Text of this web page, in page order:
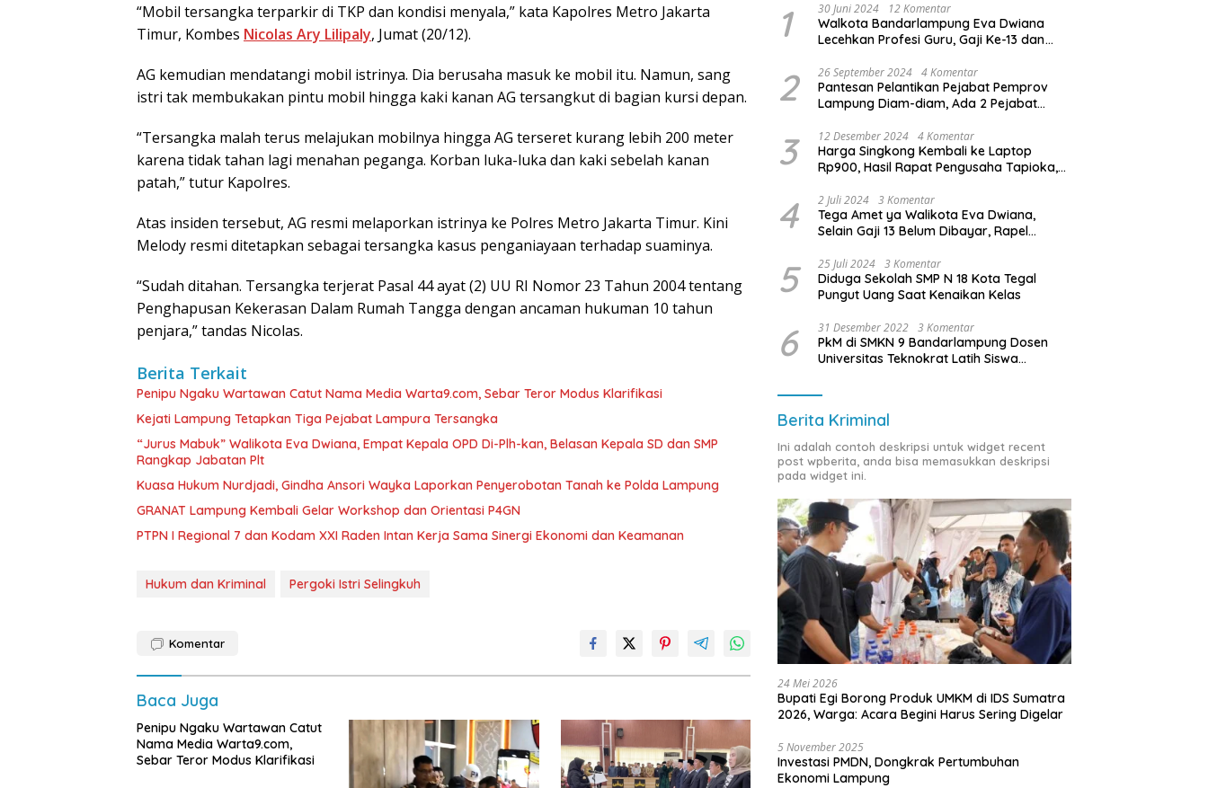
“Mobil tersangka terparkir di TKP dan kondisi menyala,” kata Kapolres Metro Jakarta
Timur, Kombes Nicolas Ary Lilipaly, Jumat (20/12).
AG kemudian mendatangi mobil istrinya. Dia berusaha masuk ke mobil itu. Namun, sang
istri tak membukakan pintu mobil hingga kaki kanan AG tersangkut di bagian kursi depan.
“Tersangka malah terus melajukan mobilnya hingga AG terseret kurang lebih 200 meter
karena tidak tahan lagi menahan peganga. Korban luka-luka dan kaki sebelah kanan
patah,” tutur Kapolres.
Atas insiden tersebut, AG resmi melaporkan istrinya ke Polres Metro Jakarta Timur. Kini
Melody resmi ditetapkan sebagai tersangka kasus penganiayaan terhadap suaminya.
“Sudah ditahan. Tersangka terjerat Pasal 44 ayat (2) UU RI Nomor 23 Tahun 2004 tentang
Penghapusan Kekerasan Dalam Rumah Tangga dengan ancaman hukuman 10 tahun
penjara,” tandas Nicolas.
Berita Terkait
Penipu Ngaku Wartawan Catut Nama Media Warta9.com, Sebar Teror Modus Klarifikasi
Kejati Lampung Tetapkan Tiga Pejabat Lampura Tersangka
“Jurus Mabuk” Walikota Eva Dwiana, Empat Kepala OPD Di-Plh-kan, Belasan Kepala SD dan SMP
Rangkap Jabatan Plt
Kuasa Hukum Nurdjadi, Gindha Ansori Wayka Laporkan Penyerobotan Tanah ke Polda Lampung
GRANAT Lampung Kembali Gelar Workshop dan Orientasi P4GN
PTPN I Regional 7 dan Kodam XXI Raden Intan Kerja Sama Sinergi Ekonomi dan Keamanan
Hukum dan Kriminal Pergoki Istri Selingkuh
Komentar
Baca Juga
Penipu Ngaku Wartawan Catut
Nama Media Warta9.com,
Sebar Teror Modus Klarifikasi
1 30 Juni 2024 12 Komentar
Walkota Bandarlampung Eva Dwiana
Lecehkan Profesi Guru, Gaji Ke-13 dan
2 26 September 2024 4 Komentar
Pantesan Pelantikan Pejabat Pemprov
Lampung Diam-diam, Ada 2 Pejabat
3 12 Desember 2024 4 Komentar
Harga Singkong Kembali ke Laptop
Rp900, Hasil Rapat Pengusaha Tapioka,
Lampung
4 2 Juli 2024 3 Komentar
Tega Amet ya Walikota Eva Dwiana,
Selain Gaji 13 Belum Dibayar, Rapel
Dibayar
5 25 Juli 2024 3 Komentar
Diduga Sekolah SMP N 18 Kota Tegal
Pungut Uang Saat Kenaikan Kelas
6 31 Desember 2022 3 Komentar
PkM di SMKN 9 Bandarlampung Dosen
Universitas Teknokrat Latih Siswa
Berita Kriminal
Ini adalah contoh deskripsi untuk widget recent
post wpberita, anda bisa memasukkan deskripsi
pada widget ini.
24 Mei 2026
Bupati Egi Borong Produk UMKM di IDS Sumatra
2026, Warga: Acara Begini Harus Sering Digelar
5 November 2025
Investasi PMDN, Dongkrak Pertumbuhan
Ekonomi Lampung